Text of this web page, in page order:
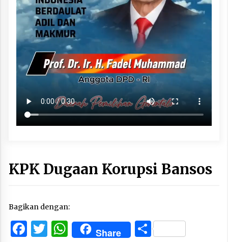
KPK Dugaan Korupsi Bansos
Bagikan dengan:
Facebook
Twitter
WhatsApp
Share Share